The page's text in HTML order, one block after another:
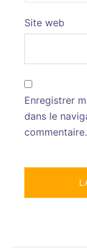
Site web
Enregistrer
dans le
commentaire.